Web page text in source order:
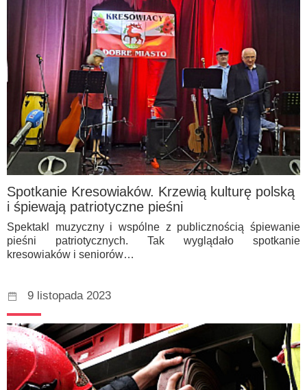
Spotkanie Kresowiaków. Krzewią kulturę polską
i śpiewają patriotyczne pieśni
Spektakl muzyczny i wspólne z publicznością śpiewanie
pieśni patriotycznych. Tak wyglądało spotkanie
kresowiaków i seniorów…
9 listopada 2023